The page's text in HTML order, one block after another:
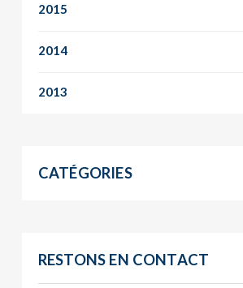
2015
2014
2013
CATÉGORIES
RESTONS EN CONTACT